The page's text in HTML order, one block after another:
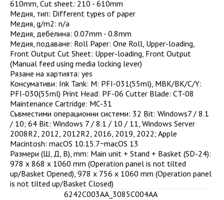
610mm, Cut sheet: 210 - 610mm
Медия, тип: Different types of paper
Медия, g/m2: n/a
Медия, дебелина: 0.07mm - 0.8mm
Медия, подаване: Roll Paper: One Roll, Upper-loading,
Front Output Cut Sheet: Upper-loading, Front Output
(Manual feed using media locking lever)
Рязане на хартията: yes
Консумативи: Ink Tank: M: PFI-031(55ml), MBK/BK/C/Y:
PFI-030(55ml) Print Head: PF-06 Cutter Blade: CT-08
Maintenance Cartridge: MC-31
Съвместими операционни системи: 32 Bit: Windows7 / 8.1
/ 10; 64 Bit: Windows 7 / 8.1 / 10 / 11, Windows Server
2008R2, 2012, 2012R2, 2016, 2019, 2022; Apple
Macintosh: macOS 10.15.7~macOS 13
Размери (Ш, Д, В), mm: Main unit + Stand + Basket (SD-24):
978 x 868 x 1060 mm (Operation panel is not tilted
up/Basket Opened), 978 x 756 x 1060 mm (Operation panel
is not tilted up/Basket Closed)
6242C003AA_3085C004AA